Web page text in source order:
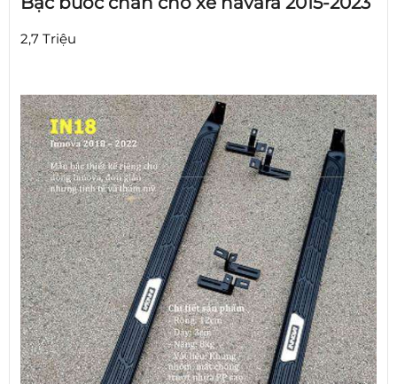
2,7 Triệu